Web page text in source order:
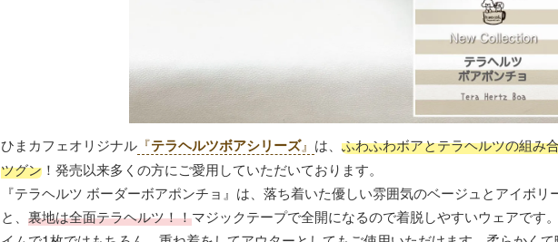
ひまカフェオリジナル『テラヘルツボアシリーズ』 は、 ふわふわボアとテラヘルツの組み
ツグン！発売以来多くの方にご愛用していただいております。
『テラヘルツ ボーダーボアポンチョ』は、落ち着いた優しい雰囲気のベージュとアイボ
と、 裏地は全面テラヘルツ！！マジックテープで全開になるので着脱しやすいウェアです